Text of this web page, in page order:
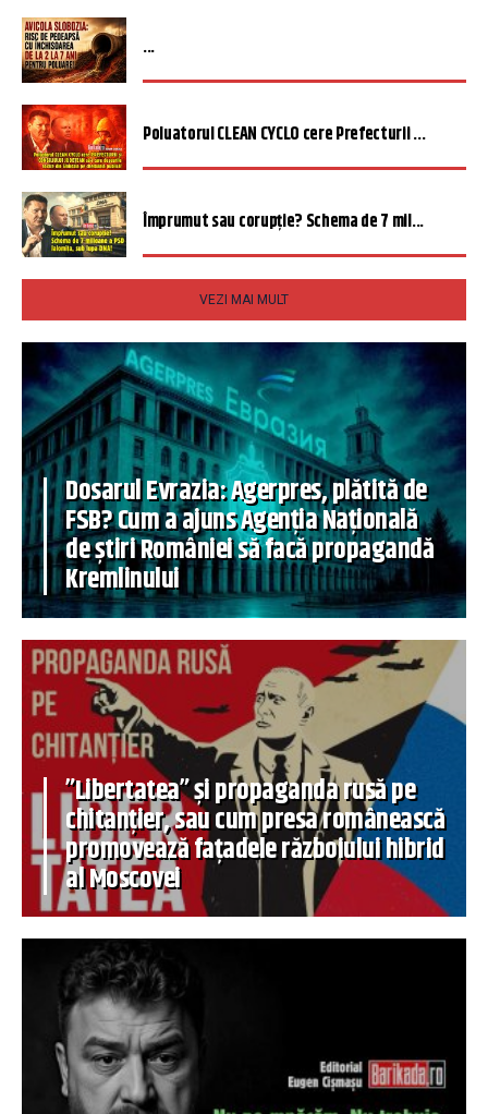
...
Poluatorul CLEAN CYCLO cere Prefecturii ...
Împrumut sau corupție? Schema de 7 mil...
VEZI MAI MULT
Dosarul Evrazia: Agerpres, plătită de
FSB? Cum a ajuns Agenția Națională
de știri României să facă propagandă
Kremlinului
”Libertatea” și propaganda rusă pe
chitanțier, sau cum presa românească
promovează fațadele războiului hibrid
al Moscovei